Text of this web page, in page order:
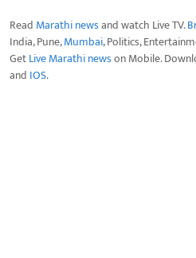
Read Marathi newsand watch Live TV.
India, Pune,Mumbai, Politics,
GetLive Marathi newson Mobile.
and IOS.